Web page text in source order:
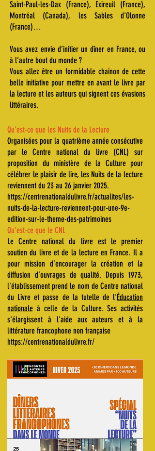
Saint-Paul-les-Dax (France), Exireuil (France),
Montréal (Canada), les Sables d'Olonne
(France)…
Vous avez envie d’initier un dîner en France, ou
à l’autre bout du monde ?
Vous allez être un formidable chainon de cette
belle initiative pour mettre en avant le livre par
la lecture et les auteurs qui signent ces évasions
littéraires.
Qu’est-ce que les Nuits de la Lecture
Organisées pour la quatrième année consécutive
par le Centre national du livre (CNL) sur
proposition du ministère de la Culture pour
célébrer le plaisir de lire, les Nuits de la lecture
reviennent du 23 au 26 janvier 2025.
https://centrenationaldulivre.fr/actualites/les-
nuits-de-la-lecture-reviennent-pour-une-9e-
edition-sur-le-theme-des-patrimoines
Qu’est-ce que le CNL
Le Centre national du livre est le premier
soutien du livre et de la lecture en France. Il a
pour mission d’encourager la création et la
diffusion d’ouvrages de qualité. Depuis 1973,
l'établissement prend le nom de Centre national
du Livre et passe de la tutelle de l'Éducation
nationale à celle de la Culture. Ses activités
s'élargissent à l'aide aux auteurs et à la
littérature francophone non française
https://centrenationaldulivre.fr/